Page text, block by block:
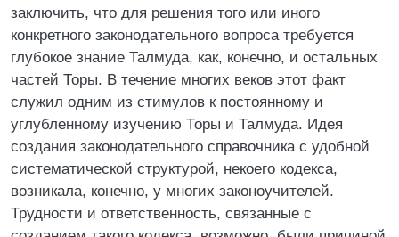
заключить, что для решения того или иного
конкретного законодательного вопроса требуется
глубокое знание Талмуда, как, конечно, и остальных
частей Торы. В течение многих веков этот факт
служил одним из стимулов к постоянному и
углубленному изучению Торы и Талмуда. Идея
создания законодательного справочника с удобной
систематической структурой, некоего кодекса,
возникала, конечно, у многих законоучителей.
Трудности и ответственность, связанные с